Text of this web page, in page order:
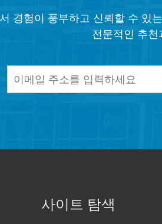
경험이 풍부하고 신뢰할 수 있
전문적인 추
사이트 탐색